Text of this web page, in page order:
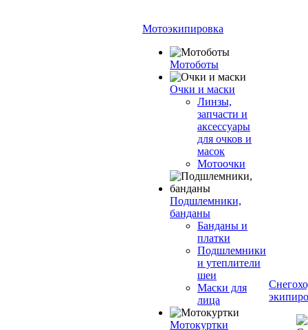
Мотоэкипировка
Мотоботы
Очки и маски
Линзы,
запчасти и
аксессуары
для очков и
масок
Мотоочки
Подшлемники,
банданы
Банданы и
платки
Подшлемники
и утеплители
шеи
Маски для
лица
Мотокуртки